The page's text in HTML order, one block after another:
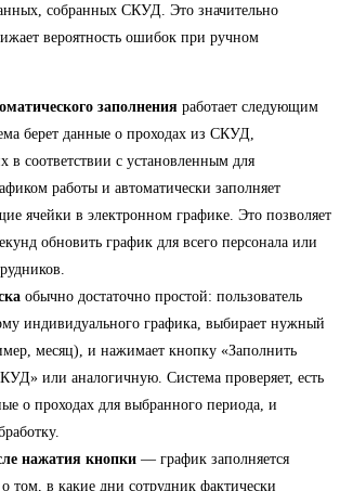
собранных СКУД. Это значительно
вероятность ошибок при ручном
заполнения работает следующим
берет данные о проходах из СКУД,
в соответствии с установленным для
работы и автоматически заполняет
ячейки в электронном графике. Это позволяет
обновить график для всего персонала или
обычно достаточно простой: пользователь
индивидуального графика, выбирает нужный
месяц), и нажимает кнопку «Заполнить
или аналогичную. Система проверяет, есть
о проходах для выбранного периода, и
нажатия кнопки — график заполняется
том, в какие дни сотрудник фактически